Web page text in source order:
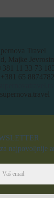
Travel
Majke
11 33 73
65 8874782
najpovoljnije